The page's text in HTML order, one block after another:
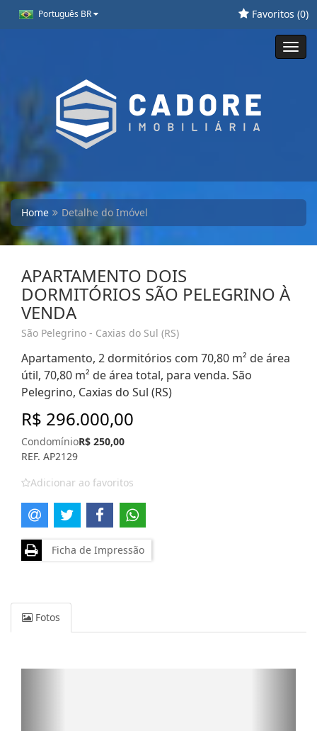
Português BR Favoritos (0)
Home Detalhe do Imóvel
APARTAMENTO DOIS
DORMITÓRIOS SÃO PELEGRINO À
VENDA
São Pelegrino - Caxias do Sul (RS)
Apartamento, 2 dormitórios com 70,80 m² de área
útil, 70,80 m² de área total, para venda. São
Pelegrino, Caxias do Sul (RS)
R$ 296.000,00
CondomínioR$ 250,00
REF. AP2129
Adicionar ao favoritos
Ficha de Impressão
Fotos